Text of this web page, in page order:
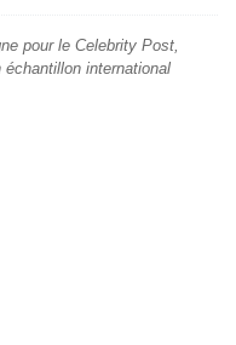
pour le Celebrity Post,
international